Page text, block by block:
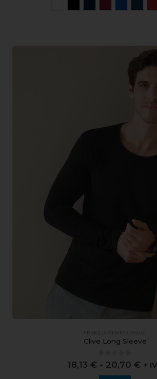
ABBIGLIAMENTO CASUAL
Clive Long Sleeve
out of 5
18,13 € - 20,70 € +